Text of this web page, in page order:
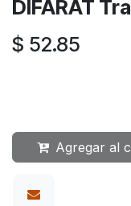
DIFARAT
$ 52.85
Agregar al